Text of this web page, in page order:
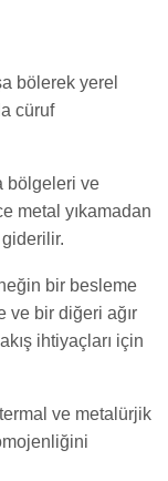
bölerek yerel
cüruf
bölgeleri ve
metal yıkamadan
bir besleme
ve bir diğeri ağır
ihtiyaçları için
ve metalürjik